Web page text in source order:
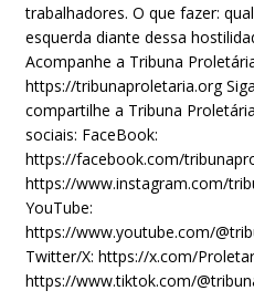
trabalhadores. O que fazer:
esquerda diante dessa
Acompanhe a Tribuna
https://tribunaproletaria.org
compartilhe a Tribuna
sociais: FaceBook:
https://facebook.com/
https://www.instagram.com/
YouTube:
https://www.youtube.com/
Twitter/X: https://x.com/
https://www.tiktok.com/